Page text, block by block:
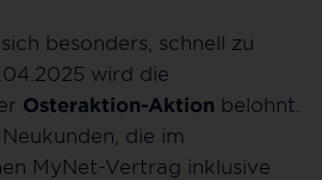
besonders, schnell zu
wird die
Osteraktion-Aktion belohnt.
die im
MyNet-Vertrag inklusive